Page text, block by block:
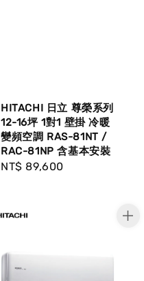
HITACHI 日立 尊榮系列
12-16坪 1對1 壁掛 冷暖
變頻空調 RAS-81NT /
RAC-81NP 含基本安裝
Regular
NT$ 89,600